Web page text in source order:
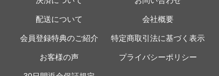
配送について 会社概要
会員登録特典のご紹介 特定商取引法に基づく表示
お客様の声 プライバシーポリシー